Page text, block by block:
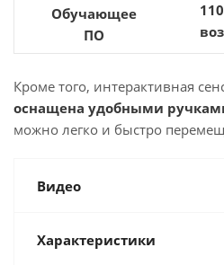
Обучающее
ПО
Кроме того, интерактивная
оснащена удобными
можно легко и быстро
Видео
Характеристики